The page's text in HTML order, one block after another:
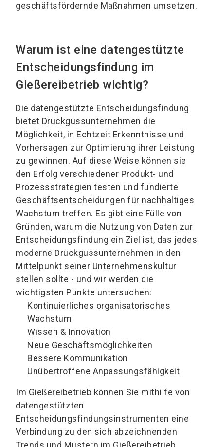
geschäftsfördernde Maßnahmen umsetzen.
Warum ist eine datengestützte
Entscheidungsfindung im
Gießereibetrieb wichtig?
Die datengestützte Entscheidungsfindung
bietet Druckgussunternehmen die
Möglichkeit, in Echtzeit Erkenntnisse und
Vorhersagen zur Optimierung ihrer Leistung
zu gewinnen. Auf diese Weise können sie
den Erfolg verschiedener Produkt- und
Prozessstrategien testen und fundierte
Geschäftsentscheidungen für nachhaltiges
Wachstum treffen. Es gibt eine Fülle von
Gründen, warum die Nutzung von Daten zur
Entscheidungsfindung ein Ziel ist, das jedes
moderne Druckgussunternehmen in den
Mittelpunkt seiner Unternehmenskultur
stellen sollte - und wir werden die
wichtigsten Punkte untersuchen:
Kontinuierliches organisatorisches
Wachstum
Wissen & Innovation
Neue Geschäftsmöglichkeiten
Bessere Kommunikation
Unübertroffene Anpassungsfähigkeit
Im Gießereibetrieb können Sie mithilfe von
datengestützten
Entscheidungsfindungsinstrumenten eine
Verbindung zu den sich abzeichnenden